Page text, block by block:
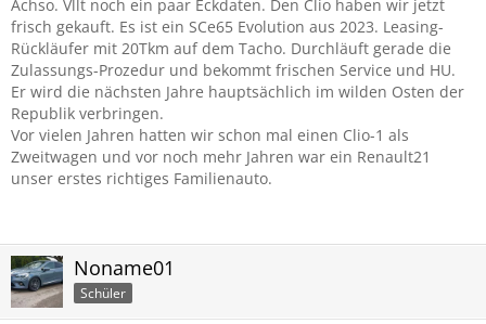
Achso. Vllt noch ein paar Eckdaten. Den Clio haben wir jetzt
frisch gekauft. Es ist ein SCe65 Evolution aus 2023. Leasing-
Rückläufer mit 20Tkm auf dem Tacho. Durchläuft gerade die
Zulassungs-Prozedur und bekommt frischen Service und HU.
Er wird die nächsten Jahre hauptsächlich im wilden Osten der
Republik verbringen.
Vor vielen Jahren hatten wir schon mal einen Clio-1 als
Zweitwagen und vor noch mehr Jahren war ein Renault21
unser erstes richtiges Familienauto.
Noname01
Schüler